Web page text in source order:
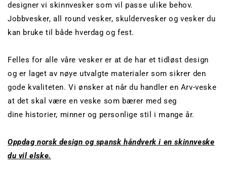
designer vi skinnvesker som vil passe ulike behov.
Jobbvesker, all round vesker, skuldervesker og vesker du
kan bruke til både hverdag og fest.
Felles for alle våre vesker er at de har et tidløst design
og er laget av nøye utvalgte materialer som sikrer den
gode kvaliteten. Vi ønsker at når du handler en Arv-veske
at det skal være en veske som bærer med seg
dine historier, minner og personlige stil i mange år.
Oppdag norsk design og spansk håndverk i en skinnveske
du vil elske.